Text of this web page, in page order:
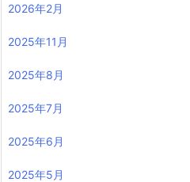
2026年2月
2025年11月
2025年8月
2025年7月
2025年6月
2025年5月